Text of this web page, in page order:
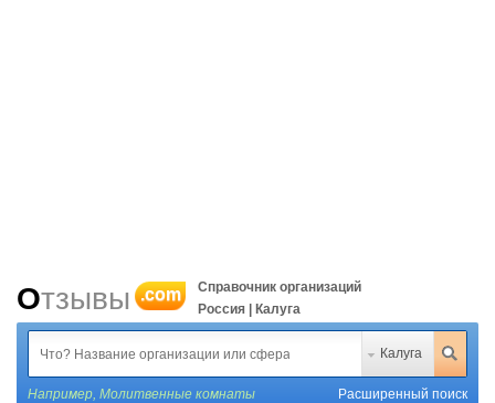
Отзывы .com
Справочник организаций
Россия | Калуга
Калуга
Например, Молитвенные комнаты Расширенный поиск